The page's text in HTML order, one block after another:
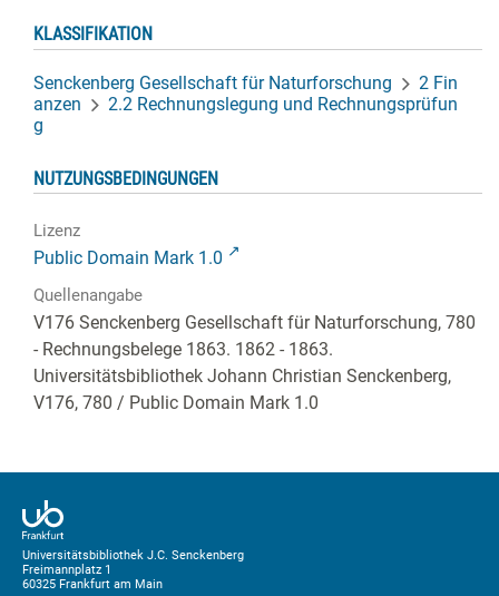
KLASSIFIKATION
Senckenberg Gesellschaft für Naturforschung
2 Fin
anzen
2.2 Rechnungslegung und Rechnungsprüfun
g
NUTZUNGSBEDINGUNGEN
Lizenz
Public Domain Mark 1.0
Quellenangabe
V176 Senckenberg Gesellschaft für Naturforschung, 780
- Rechnungsbelege 1863. 1862 - 1863.
Universitätsbibliothek Johann Christian Senckenberg,
V176, 780 / Public Domain Mark 1.0
Universitätsbibliothek J.C. Senckenberg
Freimannplatz 1
60325 Frankfurt am Main